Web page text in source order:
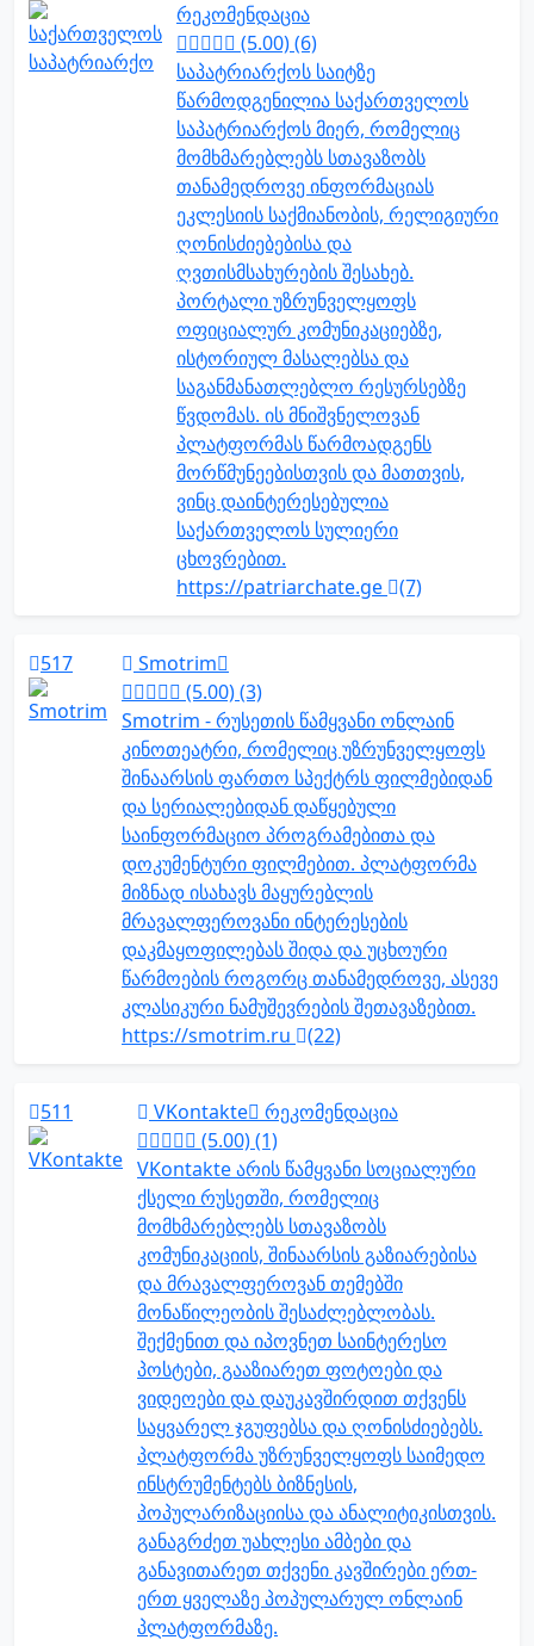
რეკომენდაცია
(5.00) (6)
საპატრიარქოს საიტზე
წარმოდგენილია საქართველოს
საპატრიარქოს მიერ, რომელიც
მომხმარებლებს სთავაზობს
თანამედროვე ინფორმაციას
ეკლესიის საქმიანობის, რელიგიური
ღონისძიებებისა და
ღვთისმსახურების შესახებ.
პორტალი უზრუნველყოფს
ოფიციალურ კომუნიკაციებზე,
ისტორიულ მასალებსა და
საგანმანათლებლო რესურსებზე
წვდომას. ის მნიშვნელოვან
პლატფორმას წარმოადგენს
მორწმუნეებისთვის და მათთვის,
ვინც დაინტერესებულია
საქართველოს სულიერი
ცხოვრებით.
https://patriarchate.ge
(7)
517
Smotrim
(5.00) (3)
Smotrim - რუსეთის წამყვანი ონლაინ
კინოთეატრი, რომელიც უზრუნველყოფს
შინაარსის ფართო სპექტრს ფილმებიდან
და სერიალებიდან დაწყებული
საინფორმაციო პროგრამებითა და
დოკუმენტური ფილმებით. პლატფორმა
მიზნად ისახავს მაყურებლის
მრავალფეროვანი ინტერესების
დაკმაყოფილებას შიდა და უცხოური
წარმოების როგორც თანამედროვე, ასევე
კლასიკური ნამუშევრების შეთავაზებით.
https://smotrim.ru
(22)
511 VKontakte
რეკომენდაცია
(5.00) (1)
VKontakte არის წამყვანი სოციალური
ქსელი რუსეთში, რომელიც
მომხმარებლებს სთავაზობს
კომუნიკაციის, შინაარსის გაზიარებისა
და მრავალფეროვან თემებში
მონაწილეობის შესაძლებლობას.
შექმენით და იპოვნეთ საინტერესო
პოსტები, გააზიარეთ ფოტოები და
ვიდეოები და დაუკავშირდით თქვენს
საყვარელ ჯგუფებსა და ღონისძიებებს.
პლატფორმა უზრუნველყოფს საიმედო
ინსტრუმენტებს ბიზნესის,
პოპულარიზაციისა და ანალიტიკისთვის.
განაგრძეთ უახლესი ამბები და
განავითარეთ თქვენი კავშირები ერთ-
ერთ ყველაზე პოპულარულ ონლაინ
პლატფორმაზე.